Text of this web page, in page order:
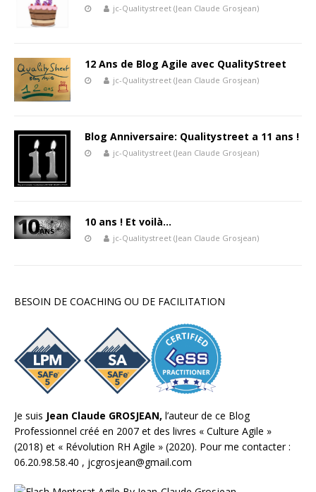
jc-Qualitystreet (Jean Claude Grosjean)
12 Ans de Blog Agile avec QualityStreet
jc-Qualitystreet (Jean Claude Grosjean)
Blog Anniversaire: Qualitystreet a 11 ans !
jc-Qualitystreet (Jean Claude Grosjean)
10 ans ! Et voilà…
jc-Qualitystreet (Jean Claude Grosjean)
BESOIN DE COACHING OU DE FACILITATION
Je suis Jean Claude GROSJEAN, l’auteur de ce Blog
Professionnel créé en 2007 et des livres « Culture Agile »
(2018) et « Révolution RH Agile » (2020). Pour me contacter :
06.20.98.58.40 , jcgrosjean@gmail.com